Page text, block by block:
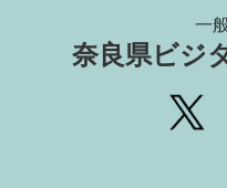
一
奈良県ビジ